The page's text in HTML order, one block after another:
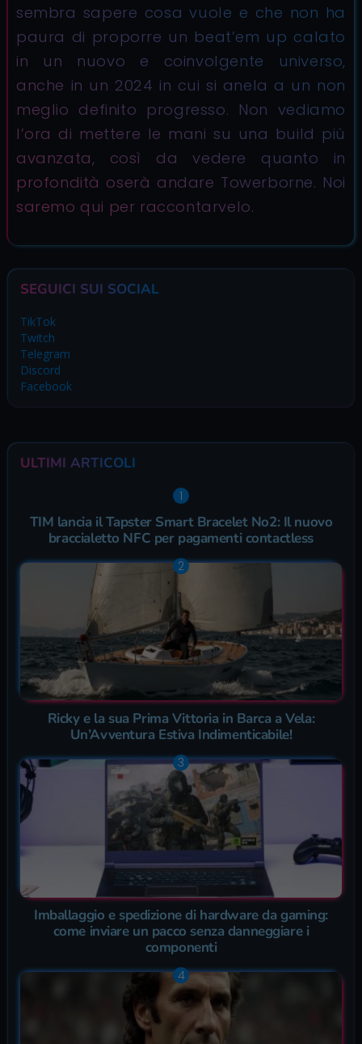
sembra sapere cosa vuole e che non ha
paura di proporre un beat’em up calato
in un nuovo e coinvolgente universo,
anche in un 2024 in cui si anela a un non
meglio definito progresso. Non vediamo
l’ora di mettere le mani su una build più
avanzata, così da vedere quanto in
profondità oserà andare Towerborne. Noi
saremo qui per raccontarvelo.
SEGUICI SUI SOCIAL
TikTok
Twitch
Telegram
Discord
Facebook
ULTIMI ARTICOLI
TIM lancia il Tapster Smart Bracelet No2: Il nuovo
braccialetto NFC per pagamenti contactless
Ricky e la sua Prima Vittoria in Barca a Vela:
Un’Avventura Estiva Indimenticabile!
Imballaggio e spedizione di hardware da gaming:
come inviare un pacco senza danneggiare i
componenti